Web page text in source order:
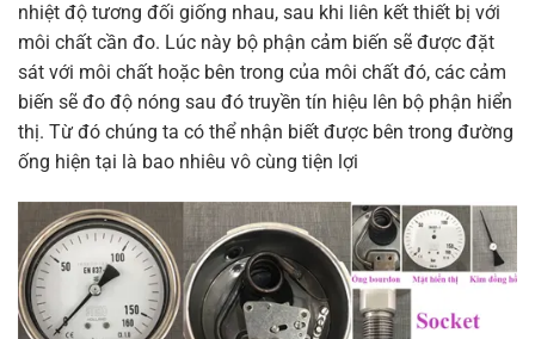
nhiệt độ tương đối giống nhau, sau khi liên kết thiết bị với
môi chất cần đo. Lúc này bộ phận cảm biến sẽ được đặt
sát với môi chất hoặc bên trong của môi chất đó, các cảm
biến sẽ đo độ nóng sau đó truyền tín hiệu lên bộ phận hiển
thị. Từ đó chúng ta có thể nhận biết được bên trong đường
ống hiện tại là bao nhiêu vô cùng tiện lợi